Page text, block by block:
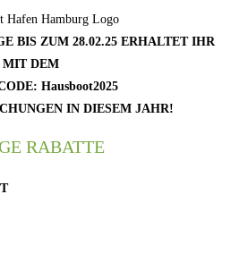
BIS ZUM 28.02.25 ERHALTET IHR
MIT DEM
Hausboot2025
IN DIESEM JAHR!
RABATTE